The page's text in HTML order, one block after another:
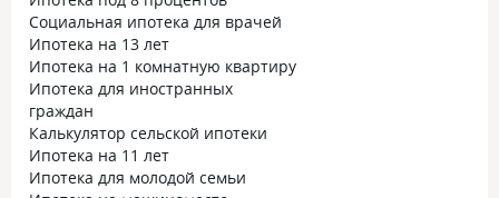
Социальная ипотека для врачей
Ипотека на 13 лет
Ипотека на 1 комнатную квартиру
Ипотека для иностранных
граждан
Калькулятор сельской ипотеки
Ипотека на 11 лет
Ипотека для молодой семьи